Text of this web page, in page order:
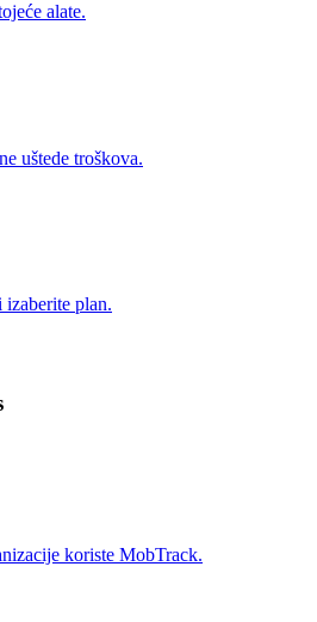
alate.
uštede troškova.
izaberite plan.
koriste MobTrack.